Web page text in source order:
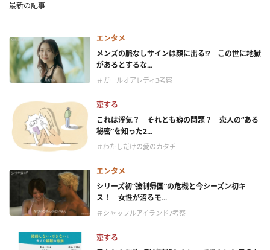
最新の記事
エンタメ
メンズの脈なしサインは顔に出る!? この世に地獄
があるとするな...
＃ガールオアレディ3考察
恋する
これは浮気？ それとも癖の問題？ 恋人の“ある
秘密”を知った2...
＃わたしだけの愛のカタチ
エンタメ
シリーズ初“強制帰国”の危機と今シーズン初キ
ス！ 女性が沼るモ...
＃シャッフルアイランド7考察
恋する